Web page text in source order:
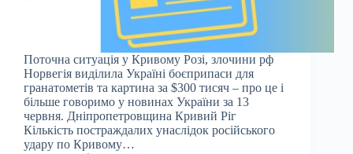
Поточна ситуація у Кривому Розі, злочини рф
Норвегія виділила Україні боєприпаси для
гранатометів та картина за $300 тисяч – про це і
більше говоримо у новинах України за 13
червня. Дніпропетровщина Кривий Ріг
Кількість постраждалих унаслідок російського
удару по Кривому…